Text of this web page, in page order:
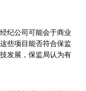
纪公司可能会于商业
些项目能否符合保监
发展，保监局认为有